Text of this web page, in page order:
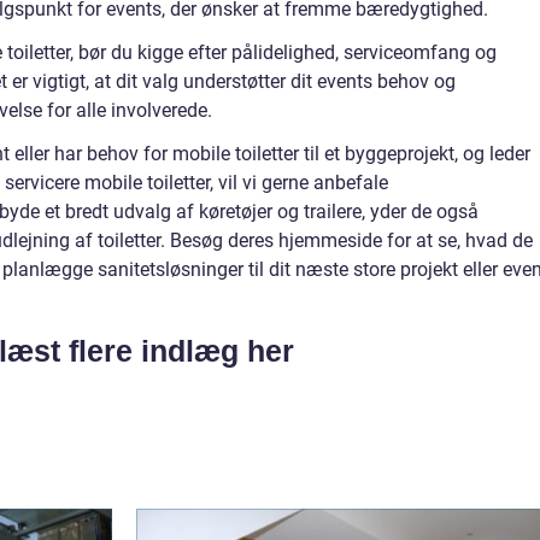
for events, der ønsker at fremme bæredygtighed.
bør du kigge efter pålidelighed, serviceomfang og
er vigtigt, at dit valg understøtter dit events behov og
for alle involverede.
eller har behov for mobile toiletter til et byggeprojekt, og leder
mobile toiletter, vil vi gerne anbefale
et bredt udvalg af køretøjer og trailere, yder de også
af toiletter. Besøg deres hjemmeside for at se, hvad de
sanitetsløsninger til dit næste store projekt eller
flere indlæg her